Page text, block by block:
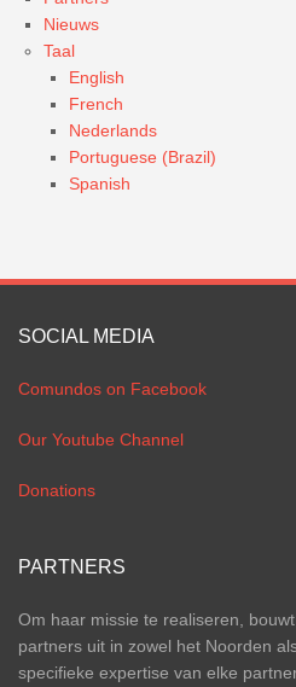
Nieuws
Taal
English
French
Nederlands
Portuguese (Brazil)
Spanish
SOCIAL MEDIA
Comundos on Facebook
Our Youtube Channel
Donations
PARTNERS
Om haar missie te realiseren,
partners uit in zowel het Noorden
specifieke expertise van elke